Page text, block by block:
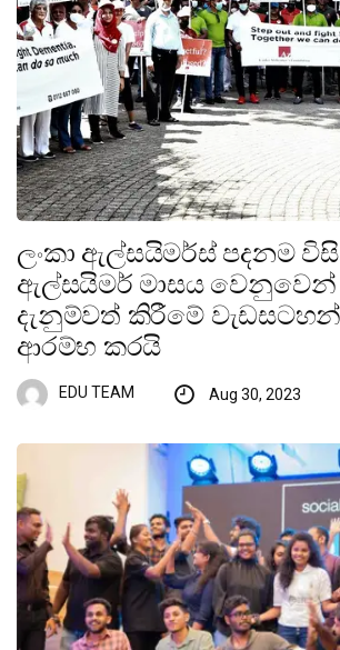
ලංකා ඇල්සයිමර්ස් පදනම
ඇල්සයිමර් මාසය වෙනුවෙන්
දැනුම්වත් කිරීමේ
ආරම්භ කරයි
EDU TEAM Aug 30, 2023